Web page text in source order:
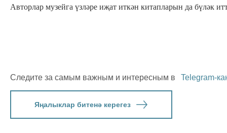
Авторлар музейга үзләре иҗат иткән китапларын да бүләк
Следите за самым важным и интересным в Telegram-
Яңалыклар битенә керегез